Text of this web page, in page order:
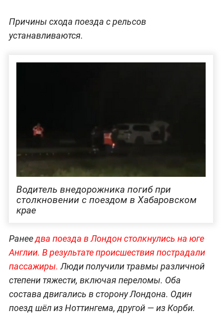
Причины схода поезда с рельсов
устанавливаются.
Водитель внедорожника погиб при
столкновении с поездом в Хабаровском
крае
Ранеедва поезда в Лондон столкнулись на юге
Англии. В результате происшествия пострадали
пассажиры.Люди получили травмы различной
степени тяжести, включая переломы. Оба
состава двигались в сторону Лондона. Один
поезд шёл из Ноттингема, другой — из Корби.